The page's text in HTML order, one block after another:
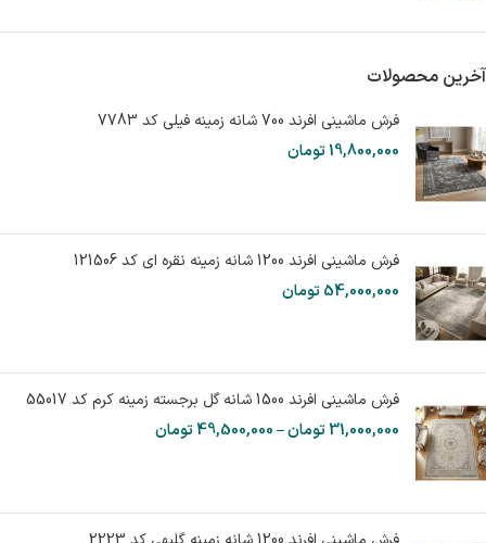
آخرین محصولات
فرش ماشینی افرند 700 شانه زمینه فیلی کد 7783
19,800,000تومان
فرش ماشینی افرند 1200 شانه زمینه نقره ای کد 121506
54,000,000تومان
فرش ماشینی افرند 1500 شانه گل برجسته زمینه کرم کد 55017
31,000,000تومان–
49,500,000تومان